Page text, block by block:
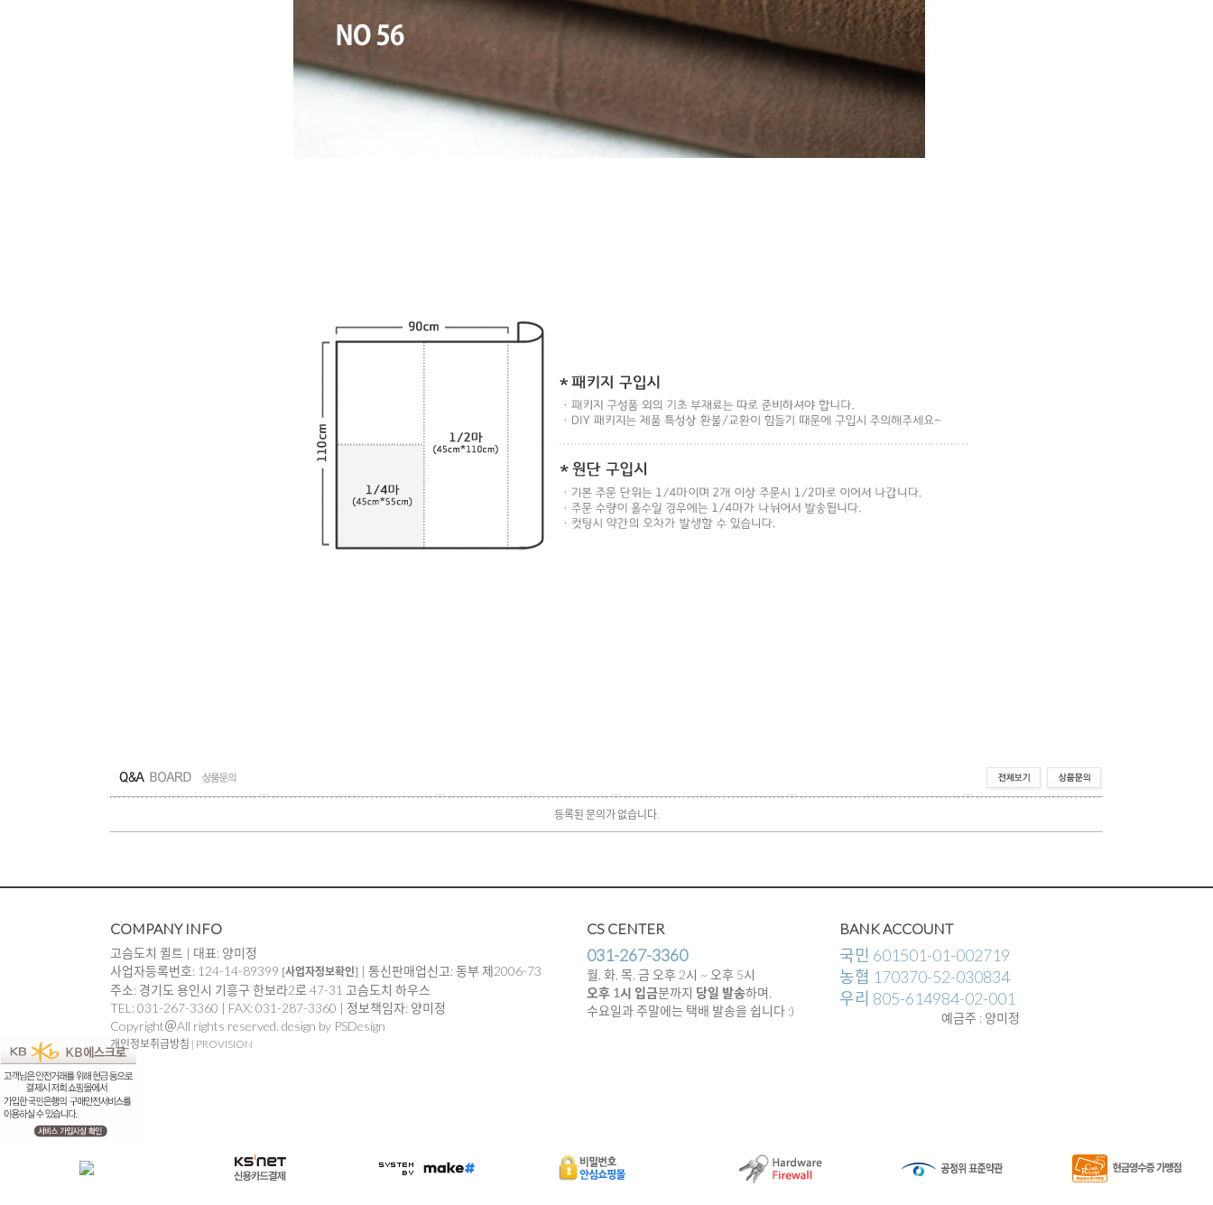
등록된 문의가 없습니다.
COMPANY INFO
고슴도치 퀼트 | 대표: 양미정
사업자등록번호: 124-14-89399 [사업자정보확인] | 통신판매업신고: 동부 제2006-73
주소: 경기도 용인시 기흥구 한보라2로 47-31 고슴도치 하우스
TEL: 031-267-3360 | FAX: 031-287-3360 | 정보책임자: 양미정
Copyright＠All rights reserved. design by PSDesign
CS CENTER
031-267-3360
월, 화, 목, 금 오후 2시 ~ 오후 5시
오후 1시 입금분까지 당일 발송하며,
수요일과 주말에는 택배 발송을 쉽니다 :)
BANK ACCOUNT
국민 601501-01-002719
농협 170370-52-030834
우리 805-614984-02-001
예금주 : 양미정
개인정보취급방침 | PROVISION